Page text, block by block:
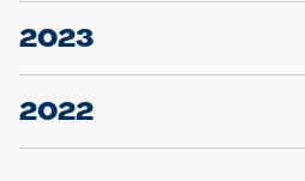
Großprojekt S5:
2023
20.12.2023
Schleswig-Holstein
2022
22.12.2022